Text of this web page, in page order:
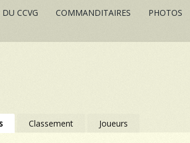
CCVG COMMANDITAIRES PHOTOS
Classement Joueurs